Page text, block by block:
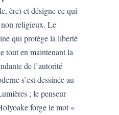
ère) et désigne ce qui
religieux. Le
qui protège la liberté
tout en maintenant la
de l’autorité
s’est dessinée au
; le penseur
forge le mot «